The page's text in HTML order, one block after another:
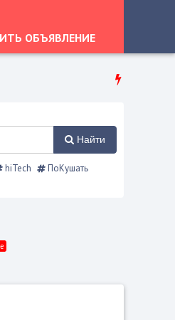
ОБЪЯВЛЕНИЕ
Найти
hiTech ПоКушать